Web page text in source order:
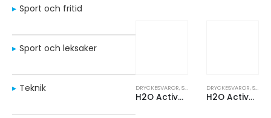
Sport och fritid
Sport och leksaker
Teknik DRYCKESVAROR,SPORTFLASKOR
H2O Active® Bop 500 ml sportflaska med piplock
DRYCKESVAROR,SPORTFLASKOR
H2O Active® Pulse 600 ml sportflaska med piplock